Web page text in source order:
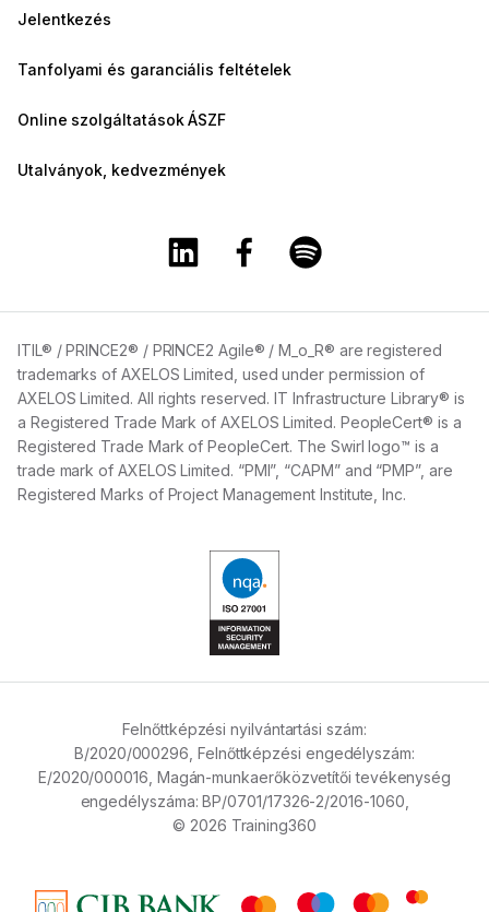
Jelentkezés
Tanfolyami és garanciális feltételek
Online szolgáltatások ÁSZF
Utalványok, kedvezmények
A Training360 Linkedin oldala
A Training360 Facebook
ITIL® / PRINCE2® / PRINCE2 Agile® / M_o_R® are registered
trademarks of AXELOS Limited, used under permission of
AXELOS Limited. All rights reserved. IT Infrastructure Library® is
a Registered Trade Mark of AXELOS Limited. PeopleCert® is a
Registered Trade Mark of PeopleCert. The Swirl logo™ is a
trade mark of AXELOS Limited. “PMI”, “CAPM” and “PMP”, are
Registered Marks of Project Management Institute, Inc.
Felnőttképzési nyilvántartási szám:
B/2020/000296, Felnőttképzési engedélyszám:
E/2020/000016, Magán-munkaerőközvetítői tevékenység
engedélyszáma: BP/0701/17326-2/2016-1060,
© 2026 Training360